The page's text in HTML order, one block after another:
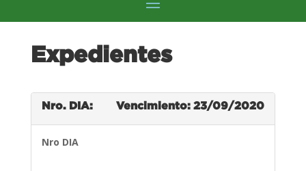
Expedientes
Nro. DIA: Vencimiento: 23/09/2020
Nro DIA